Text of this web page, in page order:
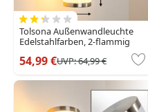
Tolsona Außenwandleuchte
Edelstahlfarben, 2-flammig
54,99 €UVP:64,99 €